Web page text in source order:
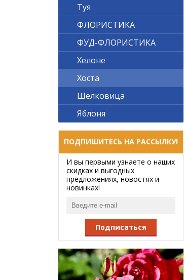
Туя
ФЛОРИСТИКА
ФУД-ФЛОРИСТИКА
Хелоне
Хоста
Шелковица
Яблоня
ПОДПИШИТЕСЬ НА РАССЫЛКУ!
И вы первыми узнаете о наших
скидках и выгодных
предложениях, новостях и
новинках!
Подписаться